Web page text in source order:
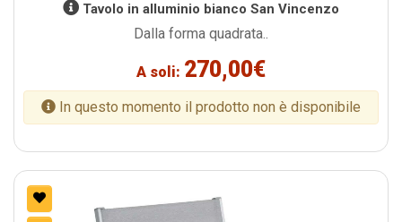
Tavolo in alluminio bianco San Vincenzo
Dalla forma quadrata..
A soli: 270,00€
In questo momento il prodotto non è disponibile